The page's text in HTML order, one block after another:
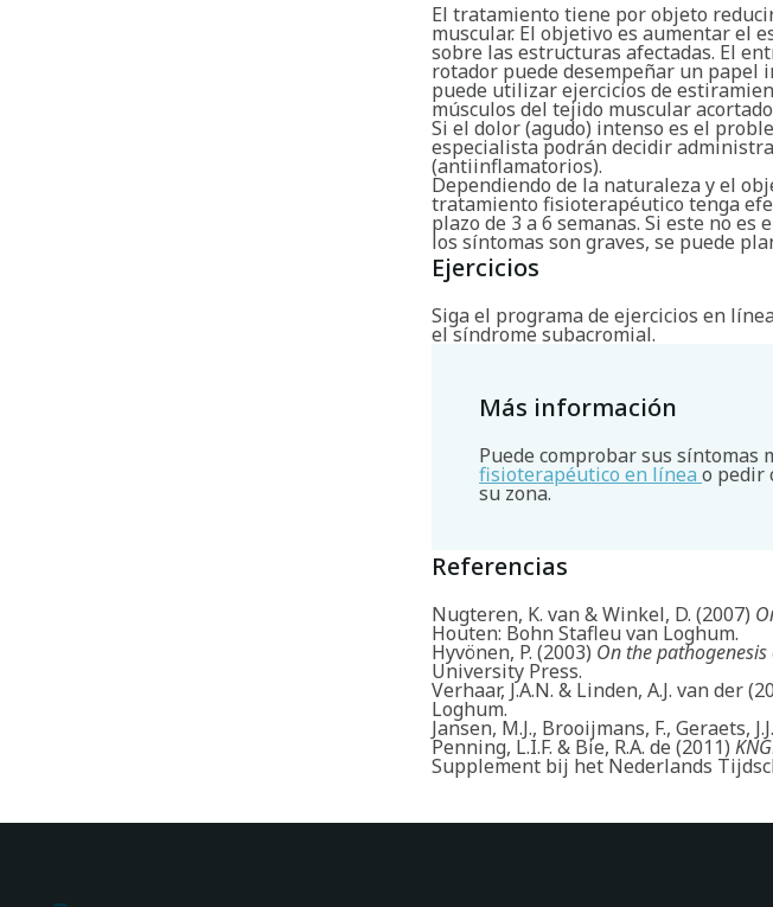
El tratamiento tiene por objeto
muscular. El objetivo es aumentar el
sobre las estructuras afectadas. El
rotador puede desempeñar un papel
puede utilizar ejercicios de
músculos del tejido muscular
Si el dolor (agudo) intenso es el
especialista podrán decidir
(antiinflamatorios).
Dependiendo de la naturaleza y el
tratamiento fisioterapéutico tenga
plazo de 3 a 6 semanas. Si este no
los síntomas son graves, se puede
Ejercicios
Siga el programa de ejercicios en
el síndrome subacromial.
Más información
Puede comprobar sus síntomas
fisioterapéutico en línea o pedir
su zona.
Referencias
Nugteren, K. van & Winkel, D. (2007)
Houten: Bohn Stafleu van Loghum.
Hyvönen, P. (2003) On the
University Press.
Verhaar, J.A.N. & Linden, A.J. van der
Loghum.
Jansen, M.J., Brooijmans, F., Geraets,
Penning, L.I.F. & Bie, R.A. de (2011)
Supplement bij het Nederlands